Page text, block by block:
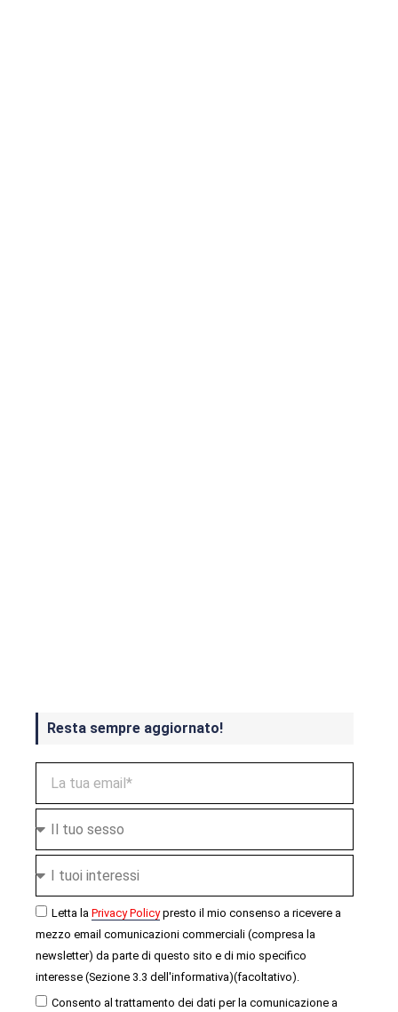
Resta sempre aggiornato!
Letta la Privacy Policypresto il mio consenso a ricevere a
mezzo email comunicazioni commerciali (compresa la
newsletter) da parte di questo sito e di mio specifico
interesse (Sezione 3.3 dell'informativa)(facoltativo).
Consento al trattamento dei dati per la comunicazione a